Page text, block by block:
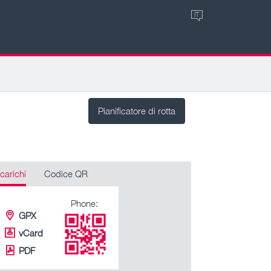
IT
Pianificatore di rotta
Codice QR
GPX
vCard
PDF
Phone: